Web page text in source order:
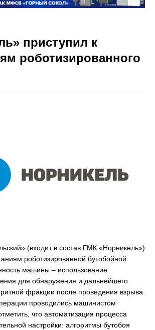
приступил к
роботизированного
(входит в состав ГМК «Норникель»)
роботизированной бутобойной
машины – использование
для обнаружения и дальнейшего
фракции после проведения взрыва.
проводились машинистом
что автоматизация процесса
настройки: алгоритмы бутобоя